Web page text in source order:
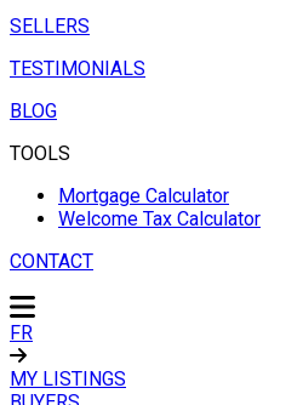
SELLERS
TESTIMONIALS
BLOG
TOOLS
Mortgage Calculator
Welcome Tax Calculator
CONTACT
FR
MY LISTINGS